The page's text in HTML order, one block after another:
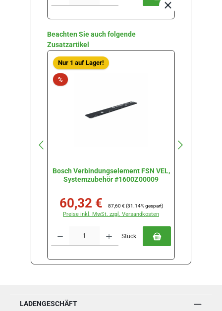
Produktgalerie überspringen
Beachten Sie auch folgende
Zusatzartikel
Nur 1 auf Lager!
% Rabatt
Bosch Verbindungselement FSN VEL,
Systemzubehör #1600Z00009
Verkaufspreis:
60,32 € Regulärer Preis:
87,60 € (31.14% gespart)
Preise inkl. MwSt. zzgl. Versandkosten
Stück
LADENGESCHÄFT